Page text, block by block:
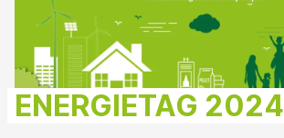
ENERGIETAG 2024